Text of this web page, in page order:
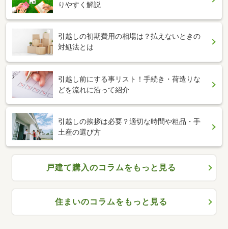
りやすく解説
引越しの初期費用の相場は？払えないときの
対処法とは
引越し前にする事リスト！手続き・荷造りな
どを流れに沿って紹介
引越しの挨拶は必要？適切な時間や粗品・手
土産の選び方
戸建て購入のコラムをもっと見る
住まいのコラムをもっと見る